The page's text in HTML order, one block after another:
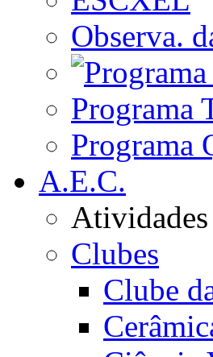
Observa.
Programa
A.E.C.
Clubes
Clube